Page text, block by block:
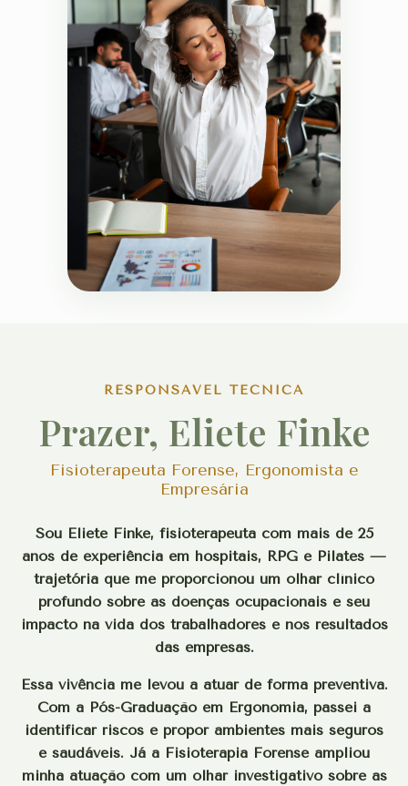
RESPONSÁVEL TÉCNICA
Prazer, Eliete Finke
Fisioterapeuta Forense, Ergonomista e
Empresária
Sou Eliete Finke, fisioterapeuta com mais de 25
anos de experiência em hospitais, RPG e Pilates —
trajetória que me proporcionou um olhar clínico
profundo sobre as doenças ocupacionais e seu
impacto na vida dos trabalhadores e nos resultados
das empresas.
Essa vivência me levou a atuar de forma preventiva.
Com a Pós-Graduação em Ergonomia, passei a
identificar riscos e propor ambientes mais seguros
e saudáveis. Já a Fisioterapia Forense ampliou
minha atuação com um olhar investigativo sobre as